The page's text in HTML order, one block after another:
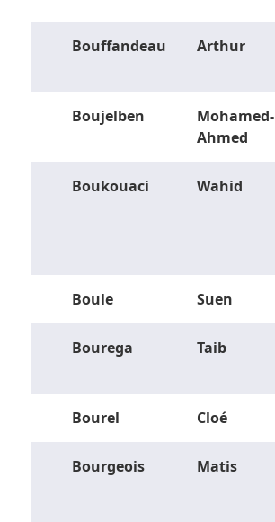
Bouffandeau Arthur
Boujelben
Mohamed-
Ahmed
Boukouaci Wahid
Boule Suen
Bourega Taib
Bourel Cloé
Bourgeois Matis